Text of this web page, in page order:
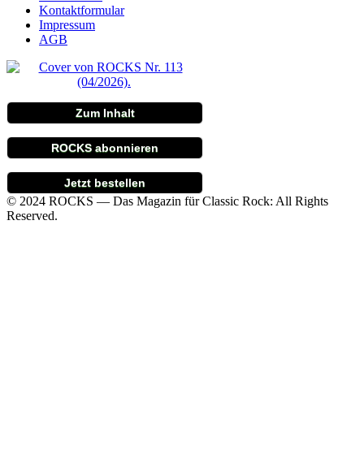
Kontaktformular
Impressum
AGB
Zum Inhalt
ROCKS abonnieren
Jetzt bestellen
© 2024 ROCKS — Das Magazin für Classic Rock: All Rights
Reserved.